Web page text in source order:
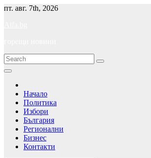
Skip
пт. авг. 7th, 2026
Начало
Политика
Избори
България
Регионални
Бизнес
Контакти